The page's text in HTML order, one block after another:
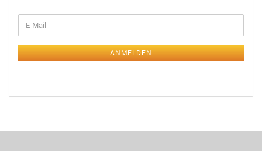
ANMELDEN